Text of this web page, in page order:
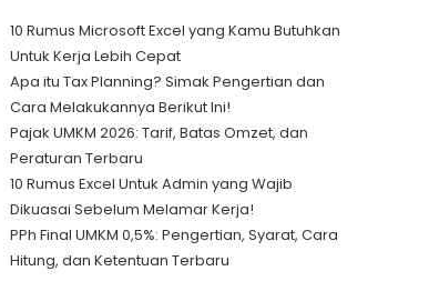
10 Rumus Microsoft Excel yang Kamu Butuhkan
Untuk Kerja Lebih Cepat
Apa itu Tax Planning? Simak Pengertian dan
Cara Melakukannya Berikut Ini!
Pajak UMKM 2026: Tarif, Batas Omzet, dan
Peraturan Terbaru
10 Rumus Excel Untuk Admin yang Wajib
Dikuasai Sebelum Melamar Kerja!
PPh Final UMKM 0,5%: Pengertian, Syarat, Cara
Hitung, dan Ketentuan Terbaru